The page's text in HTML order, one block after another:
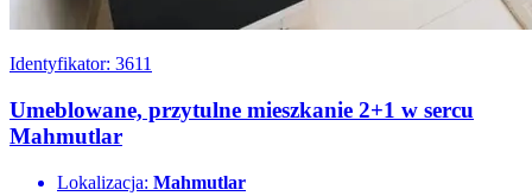
Identyfikator: 3611
Umeblowane, przytulne mieszkanie 2+1 w sercu
Mahmutlar
Lokalizacja: Mahmutlar